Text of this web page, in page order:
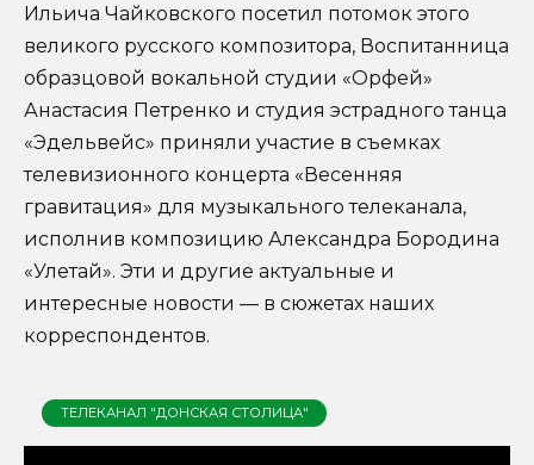
Ильича Чайковского посетил потомок этого
великого русского композитора, Воспитанница
образцовой вокальной студии «Орфей»
Анастасия Петренко и студия эстрадного танца
«Эдельвейс» приняли участие в съемках
телевизионного концерта «Весенняя
гравитация» для музыкального телеканала,
исполнив композицию Александра Бородина
«Улетай». Эти и другие актуальные и
интересные новости — в сюжетах наших
корреспондентов.
ТЕЛЕКАНАЛ "ДОНСКАЯ СТОЛИЦА"